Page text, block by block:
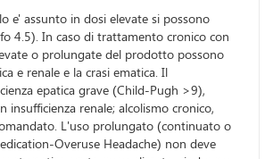
e' assunto in dosi elevate si possono
4.5). In caso di trattamento cronico con
o prolungate del prodotto possono
e renale e la crasi ematica. Il
epatica grave (Child-Pugh >9),
renale; alcolismo cronico,
L'uso prolungato (continuato o
Overuse Headache) non deve